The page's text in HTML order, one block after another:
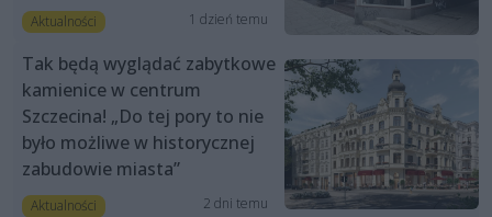
Aktualności 1 dzień temu
Tak będą wyglądać zabytkowe
kamienice w centrum
Szczecina! „Do tej pory to nie
było możliwe w historycznej
zabudowie miasta”
Aktualności 2 dni temu